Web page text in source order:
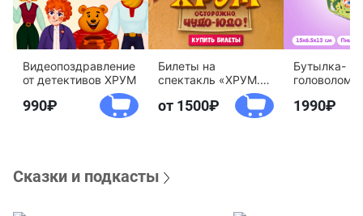
Видеопоздравление
от детективов ХРУМ
990
Билеты на
спектакль «ХРУМ.
Осторожно, Чудо-
Юдо!»
от 1500
Бутылка-
агентство
1990
Сказки и подкасты